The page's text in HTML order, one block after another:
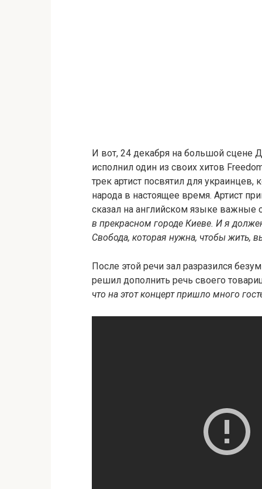
И вот, 24 декабря на большой сцене
исполнил один из своих хитов
трек артист посвятил для
народа в настоящее время. Артист
сказал на английском языке важные
в прекрасном городе Киеве. И я
Свобода, которая нужна, чтобы жить,
После этой речи зал разразился
решил дополнить речь своего
что на этот концерт пришло много